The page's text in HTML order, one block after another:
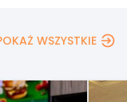
WSZYSTKIE